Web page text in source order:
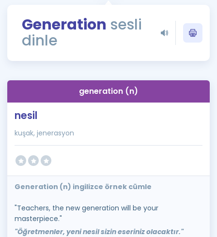
ÖSYM Sınav Takvimi
Kampanyalar
İngilizce Gramer
Generation sesli
dinle
generation (n)
nesil
kuşak, jenerasyon
Generation (n) ingilizce örnek cümle
"Teachers, the new generation will be your
masterpiece."
"Öğretmenler, yeni nesil sizin eseriniz olacaktır."